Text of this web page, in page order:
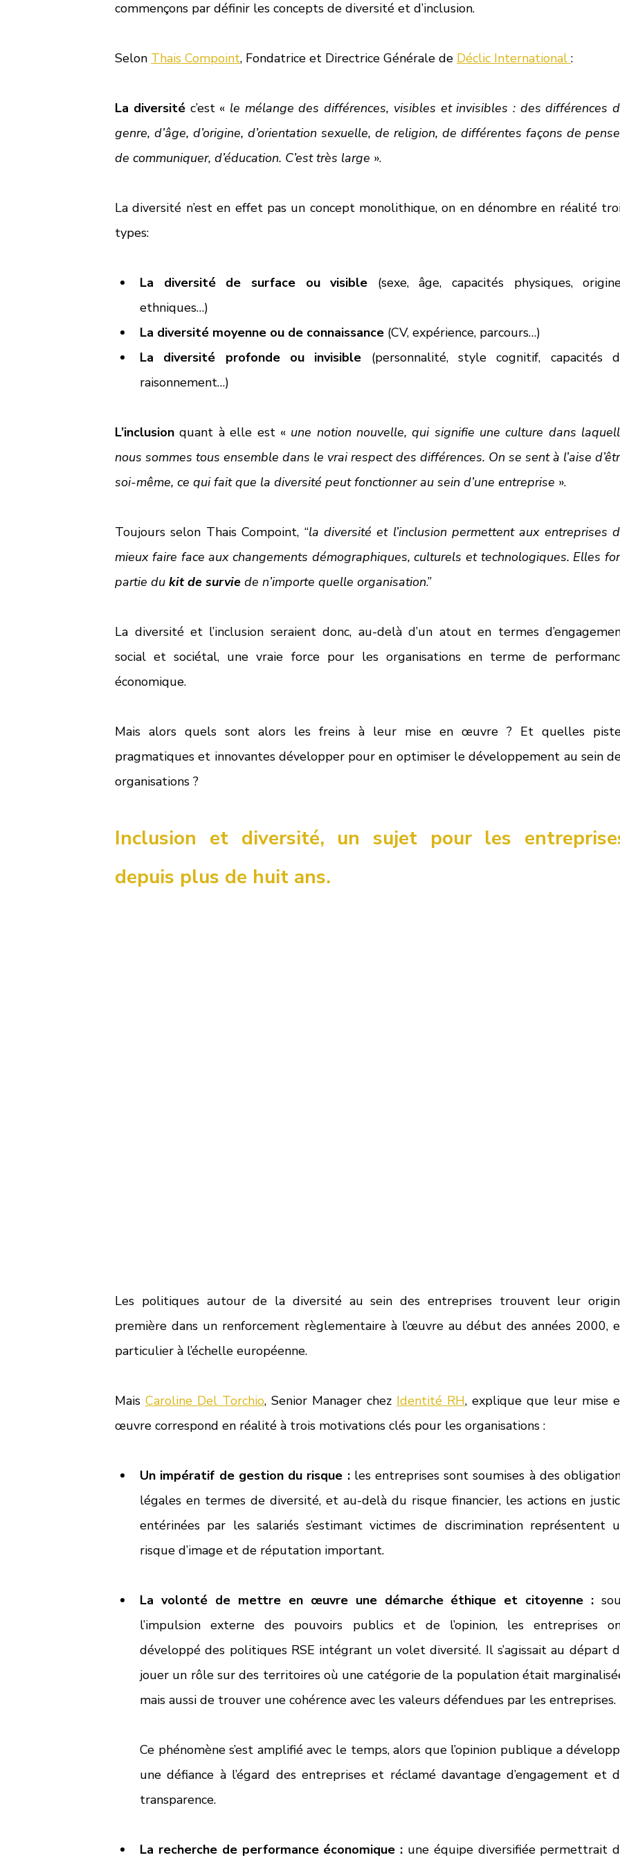
commençons par définir les concepts de diversité et d’inclusion.
Selon Thais Compoint, Fondatrice et Directrice Générale de Déclic International :
La diversité c’est « le mélange des différences, visibles et invisibles : des différences
genre, d’âge, d’origine, d’orientation sexuelle, de religion, de différentes façons de
de communiquer, d’éducation. C’est très large ».
La diversité n’est en effet pas un concept monolithique, on en dénombre en réalité
types:
La diversité de surface ou visible (sexe, âge, capacités physiques,
ethniques…)
La diversité moyenne ou de connaissance (CV, expérience, parcours…)
La diversité profonde ou invisible (personnalité, style cognitif, capacités
raisonnement…)
L’inclusion quant à elle est « une notion nouvelle, qui signifie une culture dans
nous sommes tous ensemble dans le vrai respect des différences. On se sent à l’aise
soi-même, ce qui fait que la diversité peut fonctionner au sein d’une entreprise ».
Toujours selon Thais Compoint, “la diversité et l’inclusion permettent aux entreprises
mieux faire face aux changements démographiques, culturels et technologiques. Elles
partie du kit de survie de n’importe quelle organisation.”
La diversité et l’inclusion seraient donc, au-delà d’un atout en termes
social et sociétal, une vraie force pour les organisations en terme de
économique.
Mais alors quels sont alors les freins à leur mise en œuvre ? Et quelles
pragmatiques et innovantes développer pour en optimiser le développement au sein
organisations ?
Inclusion et diversité, un sujet pour les
depuis plus de huit ans.
Les politiques autour de la diversité au sein des entreprises trouvent leur
première dans un renforcement règlementaire à l’œuvre au début des années 2000,
particulier à l’échelle européenne.
Mais Caroline Del Torchio, Senior Manager chez Identité RH, explique que leur mise
œuvre correspond en réalité à trois motivations clés pour les organisations :
Un impératif de gestion du risque : les entreprises sont soumises à des
légales en termes de diversité, et au-delà du risque financier, les actions en
entérinées par les salariés s’estimant victimes de discrimination représentent
risque d’image et de réputation important.
La volonté de mettre en œuvre une démarche éthique et citoyenne :
l’impulsion externe des pouvoirs publics et de l’opinion, les entreprises
développé des politiques RSE intégrant un volet diversité. Il s’agissait au départ
jouer un rôle sur des territoires où une catégorie de la population était
mais aussi de trouver une cohérence avec les valeurs défendues par les entreprises.
Ce phénomène s’est amplifié avec le temps, alors que l’opinion publique a
une défiance à l’égard des entreprises et réclamé davantage d’engagement et
transparence.
La recherche de performance économique : une équipe diversifiée permettrait